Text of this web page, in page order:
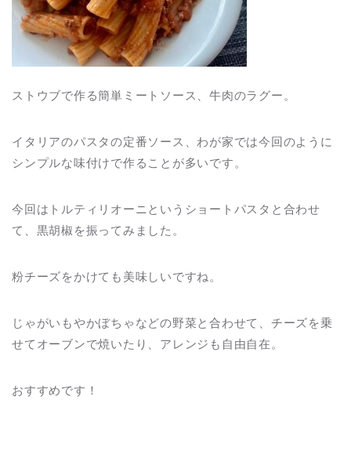
ストウブで作る簡単ミートソース、牛肉のラグー。
イタリアのパスタの定番ソース、わが家では今回のように
シンプルな味付けで作ることが多いです。
今回はトルティリオーニというショートパスタと合わせ
て、黒胡椒を振ってみました。
粉チーズをかけても美味しいですね。
じゃがいもやかぼちゃなどの野菜と合わせて、チーズを乗
せてオーブンで焼いたり、アレンジも自由自在。
おすすめです！